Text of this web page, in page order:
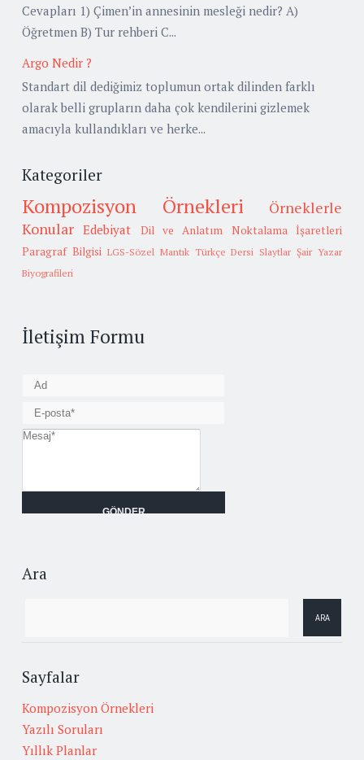
Cevapları 1) Çimen’in annesinin mesleği nedir? A)
Öğretmen B) Tur rehberi C...
Argo Nedir ?
Standart dil dediğimiz toplumun ortak dilinden farklı
olarak belli grupların daha çok kendilerini gizlemek
amacıyla kullandıkları ve herke...
Kategoriler
Kompozisyon Örnekleri
Örneklerle
Konular Edebiyat Dil ve Anlatım
Noktalama İşaretleri
Paragraf Bilgisi LGS-Sözel Mantık Türkçe Dersi Slaytlar Şair Yazar
Biyografileri
İletişim Formu
Ara
Sayfalar
Kompozisyon Örnekleri
Yazılı Soruları
Yıllık Planlar